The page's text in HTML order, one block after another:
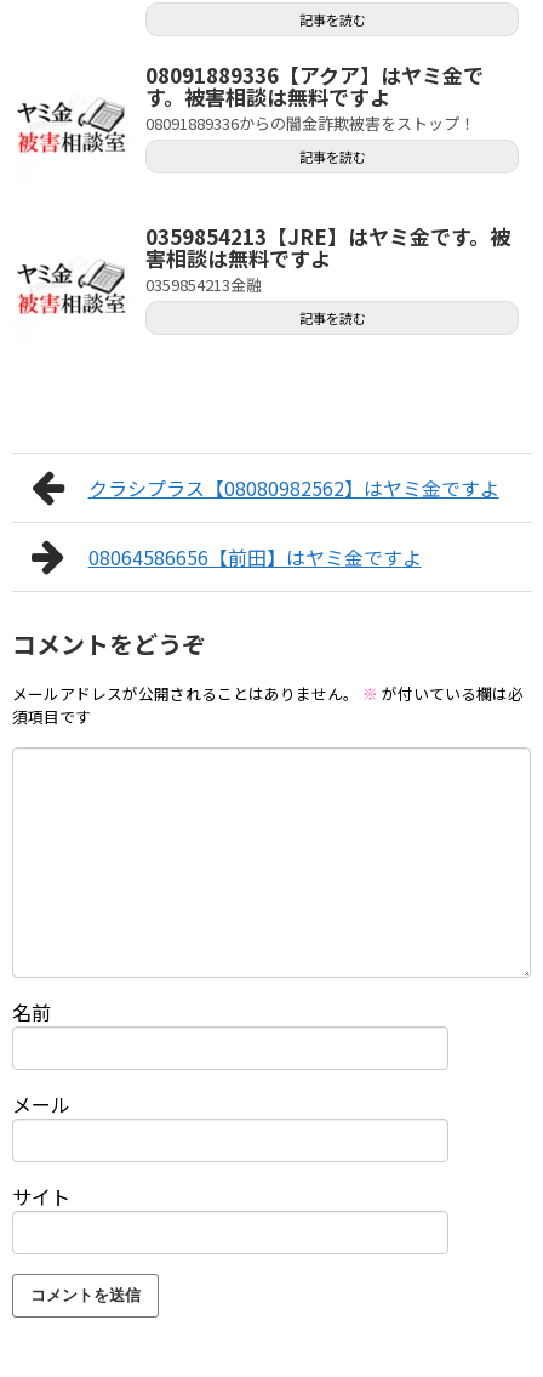
記事を読む
08091889336【アクア】はヤミ金で
す。被害相談は無料ですよ
08091889336からの闇金詐欺被害をストップ！
記事を読む
0359854213【JRE】はヤミ金です。被
害相談は無料ですよ
0359854213金融
記事を読む
クラシプラス【08080982562】はヤミ金ですよ
08064586656【前田】はヤミ金ですよ
コメントをどうぞ
メールアドレスが公開されることはありません。 ※ が付いている欄は必
須項目です
名前
メール
サイト